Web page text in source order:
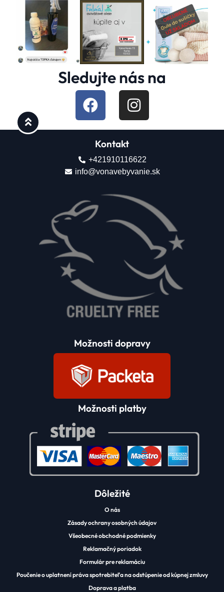
Sledujte nás na
Dôležité
O nás
Zásady ochrany osobných údajov
Všeobecné obchodné podmienky
Reklamačný poriadok
Formulár pre reklamáciu
Poučenie o uplatnení práva spotrebiteľa na odstúpenie od kúpnej zmluvy
Doprava a platba
Možnosti dopravy
Možnosti platby
Kontakt
+421910116622
info@vonavebyvanie.sk